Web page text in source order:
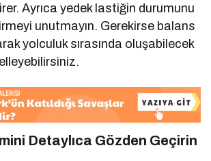
Ayrıca yedek lastiğin durumunu
unutmayın. Gerekirse balans
yolculuk sırasında oluşabilecek
Detaylıca Gözden Geçirin